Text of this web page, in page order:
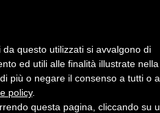
Login Registrazione
questo utilizzati si avvalgono di
ed utili alle finalità illustrate nella
più o negare il consenso a tutti o
policy.
questa pagina, cliccando su